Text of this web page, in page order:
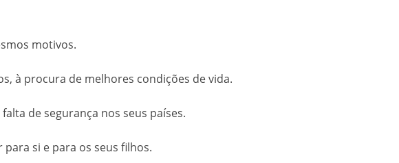
motivos.
à procura de melhores condições de vida.
de segurança nos seus países.
si e para os seus filhos.